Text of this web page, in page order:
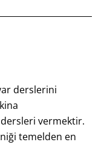
derslerini
vermektir.
temelden en